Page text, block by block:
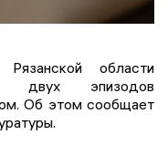
области
двух эпизодов
Об этом сообщает